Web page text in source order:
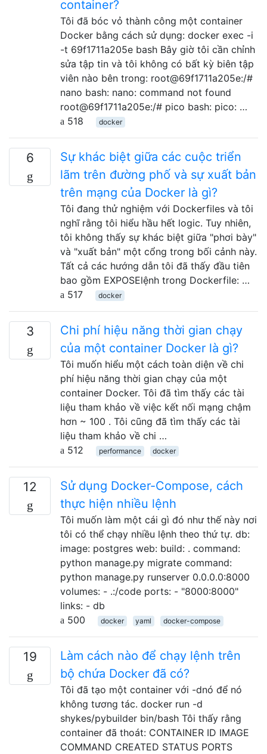
container?
Tôi đã bóc vỏ thành công một container
Docker bằng cách sử dụng: docker exec -i
-t 69f1711a205e bash Bây giờ tôi cần chỉnh
sửa tập tin và tôi không có bất kỳ biên tập
viên nào bên trong: root@69f1711a205e:/#
nano bash: nano: command not found
root@69f1711a205e:/# pico bash: pico: …
518
docker
6
Sự khác biệt giữa các cuộc triển
lãm trên đường phố và sự xuất bản
trên mạng của Docker là gì?
Tôi đang thử nghiệm với Dockerfiles và tôi
nghĩ rằng tôi hiểu hầu hết logic. Tuy nhiên,
tôi không thấy sự khác biệt giữa "phơi bày"
và "xuất bản" một cổng trong bối cảnh này.
Tất cả các hướng dẫn tôi đã thấy đầu tiên
bao gồm EXPOSElệnh trong Dockerfile: …
517
docker
3
Chi phí hiệu năng thời gian chạy
của một container Docker là gì?
Tôi muốn hiểu một cách toàn diện về chi
phí hiệu năng thời gian chạy của một
container Docker. Tôi đã tìm thấy các tài
liệu tham khảo về việc kết nối mạng chậm
hơn ~ 100 . Tôi cũng đã tìm thấy các tài
liệu tham khảo về chi …
512
performance docker
12
Sử dụng Docker-Compose, cách
thực hiện nhiều lệnh
Tôi muốn làm một cái gì đó như thế này nơi
tôi có thể chạy nhiều lệnh theo thứ tự. db:
image: postgres web: build: . command:
python manage.py migrate command:
python manage.py runserver 0.0.0.0:8000
volumes: - .:/code ports: - "8000:8000"
links: - db
500
docker yaml docker-compose
19
Làm cách nào để chạy lệnh trên
bộ chứa Docker đã có?
Tôi đã tạo một container với -dnó để nó
không tương tác. docker run -d
shykes/pybuilder bin/bash Tôi thấy rằng
container đã thoát: CONTAINER ID IMAGE
COMMAND CREATED STATUS PORTS